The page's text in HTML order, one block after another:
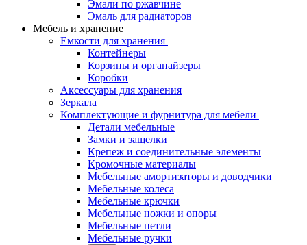
Эмали по ржавчине
Эмаль для радиаторов
Мебель и хранение
Емкости для хранения
Контейнеры
Корзины и органайзеры
Коробки
Аксессуары для хранения
Зеркала
Комплектующие и фурнитура для мебели
Детали мебельные
Замки и защелки
Крепеж и соединительные элементы
Кромочные материалы
Мебельные амортизаторы и доводчики
Мебельные колеса
Мебельные крючки
Мебельные ножки и опоры
Мебельные петли
Мебельные ручки